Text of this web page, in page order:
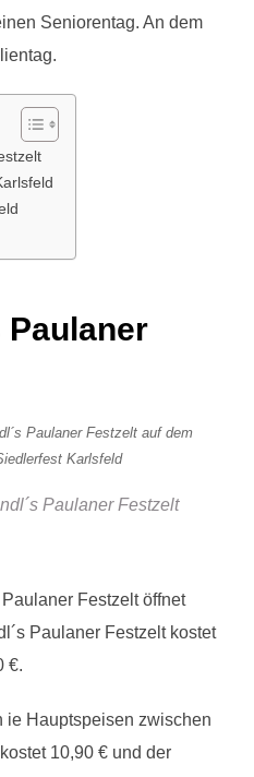
Seniorentag. An dem
Paulaner
Paulaner Festzelt
Festzelt öffnet
Paulaner Festzelt kostet
€.
ie Hauptspeisen zwischen
10,90 € und der